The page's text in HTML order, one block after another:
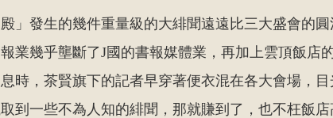
」發生的幾件重量級的大緋聞遠遠比三大盛會的
業幾乎壟斷了J國的書報媒體業，再加上雲頂飯
時，茶賢旗下的記者早穿著便衣混在各大會場，
到一些不為人知的緋聞，那就賺到了，也不枉飯